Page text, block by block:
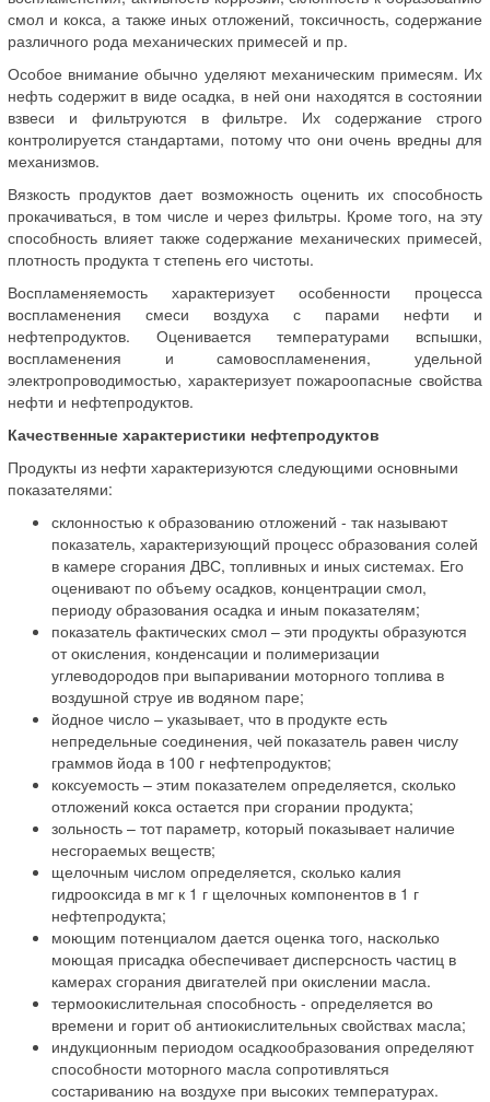
смол и кокса, а также иных отложений, токсичность, содержание
различного рода механических примесей и пр.
Особое внимание обычно уделяют механическим примесям. Их
нефть содержит в виде осадка, в ней они находятся в состоянии
взвеси и фильтруются в фильтре. Их содержание строго
контролируется стандартами, потому что они очень вредны для
механизмов.
Вязкость продуктов дает возможность оценить их способность
прокачиваться, в том числе и через фильтры. Кроме того, на эту
способность влияет также содержание механических примесей,
плотность продукта т степень его чистоты.
Воспламеняемость характеризует особенности процесса
воспламенения смеси воздуха с парами нефти и
нефтепродуктов. Оценивается температурами вспышки,
воспламенения и самовоспламенения, удельной
электропроводимостью, характеризует пожароопасные свойства
нефти и нефтепродуктов.
Качественные характеристики нефтепродуктов
Продукты из нефти характеризуются следующими основными
показателями:
склонностью к образованию отложений - так называют
показатель, характеризующий процесс образования солей
в камере сгорания ДВС, топливных и иных системах. Его
оценивают по объему осадков, концентрации смол,
периоду образования осадка и иным показателям;
показатель фактических смол – эти продукты образуются
от окисления, конденсации и полимеризации
углеводородов при выпаривании моторного топлива в
воздушной струе ив водяном паре;
йодное число – указывает, что в продукте есть
непредельные соединения, чей показатель равен числу
граммов йода в 100 г нефтепродуктов;
коксуемость – этим показателем определяется, сколько
отложений кокса остается при сгорании продукта;
зольность – тот параметр, который показывает наличие
несгораемых веществ;
щелочным числом определяется, сколько калия
гидрооксида в мг к 1 г щелочных компонентов в 1 г
нефтепродукта;
моющим потенциалом дается оценка того, насколько
моющая присадка обеспечивает дисперсность частиц в
камерах сгорания двигателей при окислении масла.
термоокислительная способность - определяется во
времени и горит об антиокислительных свойствах масла;
индукционным периодом осадкообразования определяют
способности моторного масла сопротивляться
состариванию на воздухе при высоких температурах.